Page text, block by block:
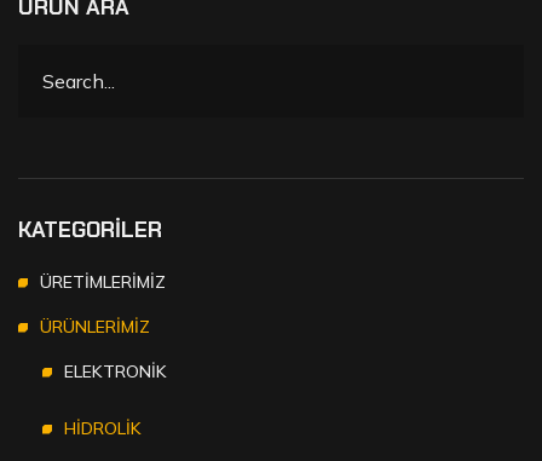
ÜRÜN ARA
KATEGORİLER
ÜRETİMLERİMİZ
ÜRÜNLERİMİZ
ELEKTRONİK
HİDROLİK